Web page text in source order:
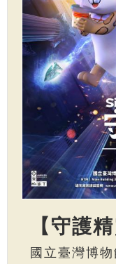
【守護
國立臺灣博